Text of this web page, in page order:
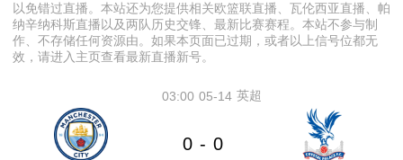
以免错过直播。本站还为您提供相关欧篮联直播、瓦伦西亚直播、帕
纳辛纳科斯直播以及两队历史交锋、最新比赛赛程。本站不参与制
作、不存储任何资源由。如果本页面已过期，或者以上信号位都无
效，请进入主页查看最新直播新号。
05-14
03:00 英超
0 - 0